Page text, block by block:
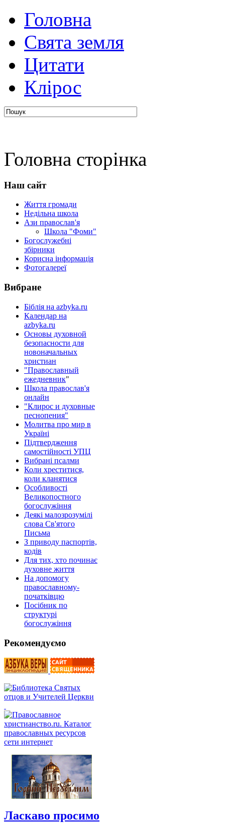
автоГоловна
Свята земля
Цитати
Клірос
Головна сторінка
Наш сайт
Життя громади
Недільна школа
Ази православ'я
Школа "Фоми"
Богослужебні
збірники
Корисна інформація
Фотогалереї
Вибране
Біблія на azbyka.ru
Календар на
azbyka.ru
Основы духовной
безопасности для
новоначальных
христиан
"Православный
ежедневник"
Школа православ'я
онлайн
"Клирос и духовные
песнопения"
Молитва про мир в
Україні
Підтвердження
самостійності УПЦ
Вибрані псалми
Коли хреститися,
коли кланятися
Особливості
Великопостного
богослужіння
Деякі малозрозумілі
слова Св'ятого
Письма
З приводу паспортів,
кодів
Для тих, хто починає
духовне життя
На допомогу
православному-
початківцю
Посібник по
структурі
богослужіння
Рекомендуємо
Ласкаво просимо